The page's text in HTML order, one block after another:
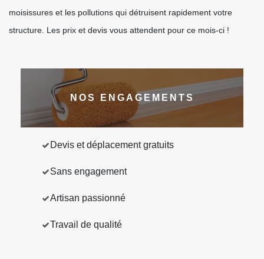
moisissures et les pollutions qui détruisent rapidement votre
structure. Les prix et devis vous attendent pour ce mois-ci !
NOS ENGAGEMENTS
Devis et déplacement gratuits
Sans engagement
Artisan passionné
Travail de qualité